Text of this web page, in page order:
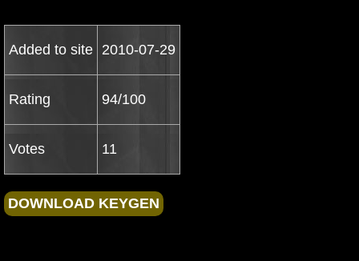
Added to site 2010-07-29
Rating 94/100
Votes 11